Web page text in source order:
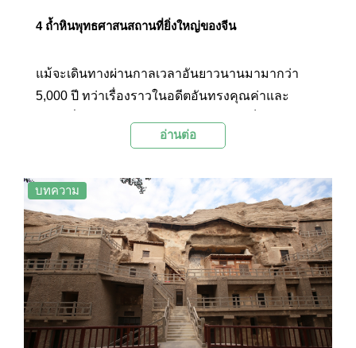
4 ถ้ำหินพุทธศาสนสถานที่ยิ่งใหญ่ของจีน
แม้จะเดินทางผ่านกาลเวลาอันยาวนานมามากว่า
5,000 ปี ทว่าเรื่องราวในอดีตอันทรงคุณค่าและ
ปรากฏร่องรอยทางวัฒนธรรมและนวัตกรรมให้เห็น
งดงามวิจิตรแห่งต่างๆ ที่ถูกสรรค์สร้างขึ้นอย่างน่า
อัศจรรย์บนแผ่นดินอันไพศาลของแดนมังกร รอคอย
ให้ผู้คนเดินทางไปค้นหาและสัมผัสกับความน่า
อัศจรรย์นี้กับ 4 ถ้ำหินพุทธศาสนสถานที่ยิ่งใหญ่ของ
จีน อันได้แก่ 1. ถ้ำหินมั่วเกา 2. ถ้ำหินหลงเหมิน 3. ถ้ำ
หินยฺหวินกัง / ถ้ำหินแกะสลักอวิ๋นกัง และ 4.ถ้ำหิน
ม่ายจีซาน
อ่านต่อ
บทความ